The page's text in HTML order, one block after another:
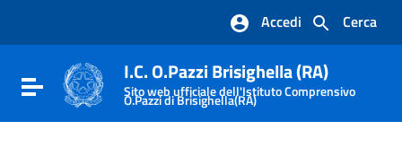
Vai al footer
Cerca
Accedi
Attiva / disattiva la navigazione
I.C. O.Pazzi Brisighella (RA)
Sito web ufficiale dell'Istituto Comprensivo
O.Pazzi di Brisighella(RA)